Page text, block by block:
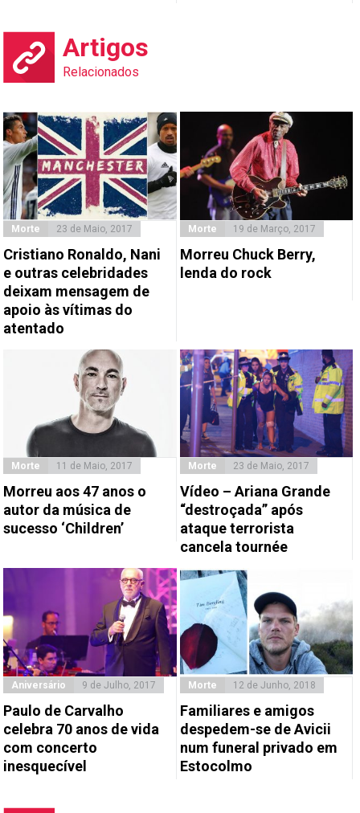
Artigos
Relacionados
Morte 23 de Maio, 2017
Cristiano Ronaldo, Nani
e outras celebridades
deixam mensagem de
apoio às vítimas do
atentado
Morte 19 de Março, 2017
Morreu Chuck Berry,
lenda do rock
Morte 11 de Maio, 2017
Morreu aos 47 anos o
autor da música de
sucesso ‘Children’
Morte 23 de Maio, 2017
Vídeo – Ariana Grande
“destroçada” após
ataque terrorista
cancela tournée
Aniversário 9 de Julho, 2017
Paulo de Carvalho
celebra 70 anos de vida
com concerto
inesquecível
Morte 12 de Junho, 2018
Familiares e amigos
despedem-se de Avicii
num funeral privado em
Estocolmo